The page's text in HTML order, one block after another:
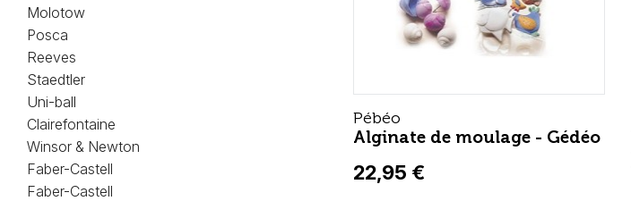
Molotow
Posca
Reeves
Staedtler
Uni-ball
Clairefontaine
Winsor & Newton
Faber-Castell
Faber-Castell
Pébéo
Alginate de moulage - Gédéo
22,95 €